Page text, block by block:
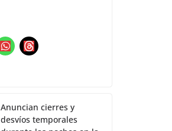
Anuncian cierres y
desvíos temporales